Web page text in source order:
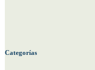
Categorías